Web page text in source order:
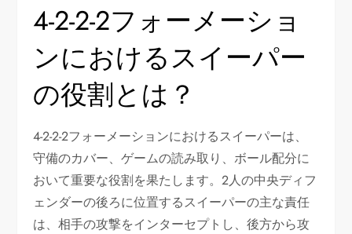
4-2-2-2フォーメーショ
ンにおけるスイーパー
の役割とは？
4-2-2-2フォーメーションにおけるスイーパーは、
守備のカバー、ゲームの読み取り、ボール配分に
おいて重要な役割を果たします。2人の中央ディフ
ェンダーの後ろに位置するスイーパーの主な責任
は、相手の攻撃をインターセプトし、後方から攻